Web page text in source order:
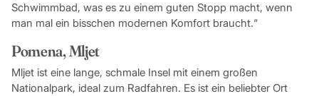
Schwimmbad, was es zu einem guten Stopp macht, wenn
man mal ein bisschen modernen Komfort braucht.“
Pomena, Mljet
Mljet ist eine lange, schmale Insel mit einem großen
Nationalpark, ideal zum Radfahren. Es ist ein beliebter Ort